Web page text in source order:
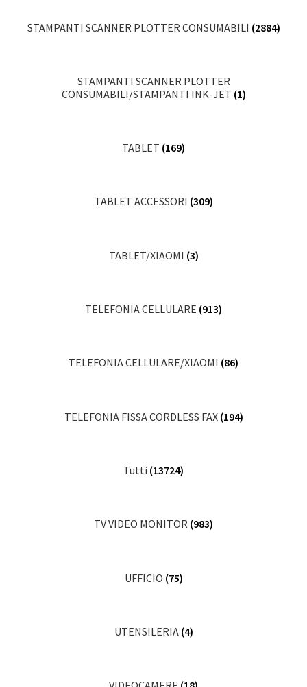
STAMPANTI SCANNER PLOTTER CONSUMABILI (2884)
STAMPANTI SCANNER PLOTTER
CONSUMABILI/STAMPANTI INK-JET (1)
TABLET (169)
TABLET ACCESSORI (309)
TABLET/XIAOMI (3)
TELEFONIA CELLULARE (913)
TELEFONIA CELLULARE/XIAOMI (86)
TELEFONIA FISSA CORDLESS FAX (194)
Tutti (13724)
TV VIDEO MONITOR (983)
UFFICIO (75)
UTENSILERIA (4)